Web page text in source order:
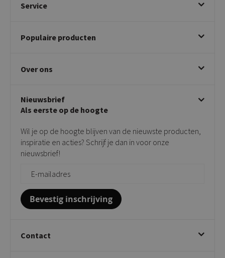
Service
Betalen & annuleren
Klachtafhandeling
Privacy policy
Populaire producten
Draaibare eetkamerstoelen
Taupe stoelen
Tuinstoelen
Bijzettafels
Over ons
Showroom
Contact
Onderhoudsproducten
Vloerbescherming
Giftcards
Nieuwsbrief
Als eerste op de hoogte
Wil je op de hoogte blijven van de nieuwste producten,
inspiratie en acties? Schrijf je dan in voor onze
nieuwsbrief!
Bevestig inschrijving
Contact